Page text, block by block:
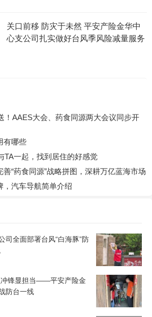
关口前移 防灾于未然 平安产险金华中
心支公司扎实做好台风季风险减量服务
！AAES大会、药食同源两大会议同步开
有哪些
TA一起，找到居住的好感觉
“药食同源”战略拼图，深耕万亿蓝海市场
，汽车导航简单介绍
司全面部署台风“白海豚”防
冲锋显担当——平安产险金
防台一线